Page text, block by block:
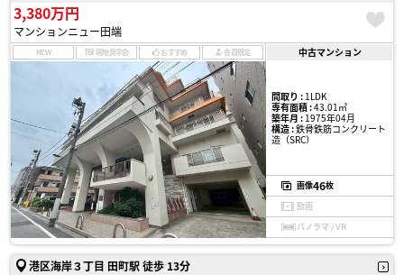
3,380万円
マンションニュー田端
NEW 現地見学会 おすすめ 会員限定 中古マンション
間取り :1LDK
専有面積 :43.01㎡
築年月 :1975年04月
構造 :鉄骨鉄筋コンクリート
造（SRC）
画像46枚
動画
パノラマ / VR
港区海岸３丁目 田町駅 徒歩 13分